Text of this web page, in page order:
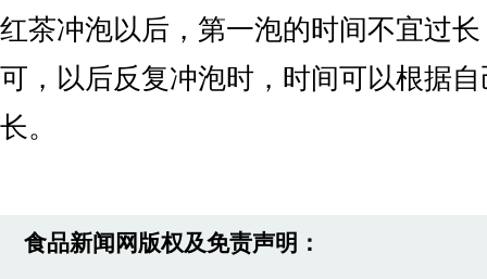
红茶冲泡以后，第一泡的时间不宜过
可，以后反复冲泡时，时间可以根据
长。
食品新闻网版权及免责声明：